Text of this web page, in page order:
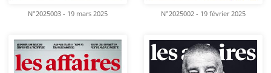
N°2025003 - 19 mars 2025 N°2025002 - 19 février 2025